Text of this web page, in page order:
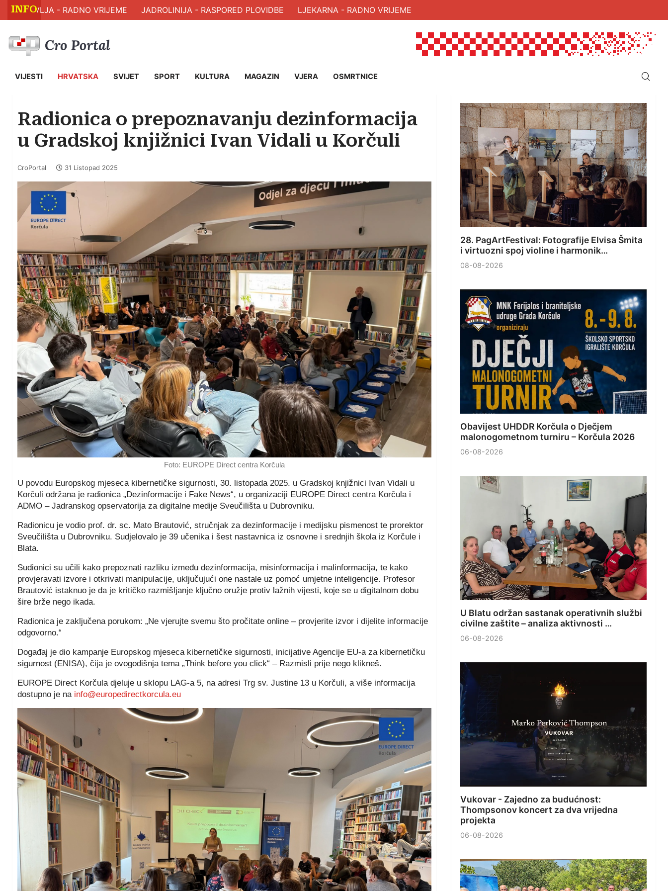
INFO - RADNO VRIJEME JADROLINIJA - RASPORED PLOVIDBE LJEKARNA - RADNO VRIJEME
VIJESTI HRVATSKA SVIJET SPORT KULTURA MAGAZIN VJERA OSMRTNICE
Radionica o prepoznavanju dezinformacija
u Gradskoj knjižnici Ivan Vidali u Korčuli
CroPortal 31 Listopad 2025
Foto: EUROPE Direct centra Korčula
U povodu Europskog mjeseca kibernetičke sigurnosti, 30. listopada 2025. u Gradskoj knjižnici Ivan Vidali u
Korčuli održana je radionica „Dezinformacije i Fake News“, u organizaciji EUROPE Direct centra Korčula i
ADMO – Jadranskog opservatorija za digitalne medije Sveučilišta u Dubrovniku.
Radionicu je vodio prof. dr. sc. Mato Brautović, stručnjak za dezinformacije i medijsku pismenost te prorektor
Sveučilišta u Dubrovniku. Sudjelovalo je 39 učenika i šest nastavnica iz osnovne i srednjih škola iz Korčule i
Blata.
Sudionici su učili kako prepoznati razliku između dezinformacija, misinformacija i malinformacija, te kako
provjeravati izvore i otkrivati manipulacije, uključujući one nastale uz pomoć umjetne inteligencije. Profesor
Brautović istaknuo je da je kritičko razmišljanje ključno oružje protiv lažnih vijesti, koje se u digitalnom dobu
šire brže nego ikada.
Radionica je zaključena porukom: „Ne vjerujte svemu što pročitate online – provjerite izvor i dijelite informacije
odgovorno.“
Događaj je dio kampanje Europskog mjeseca kibernetičke sigurnosti, inicijative Agencije EU-a za kibernetičku
sigurnost (ENISA), čija je ovogodišnja tema „Think before you click“ – Razmisli prije nego klikneš.
EUROPE Direct Korčula djeluje u sklopu LAG-a 5, na adresi Trg sv. Justine 13 u Korčuli, a više informacija
dostupno je na info@europedirectkorcula.eu
28. PagArtFestival: Fotografije Elvisa Šmita
i virtuozni spoj violine i harmonik…
08-08-2026
Obavijest UHDDR Korčula o Dječjem
malonogometnom turniru – Korčula 2026
06-08-2026
U Blatu održan sastanak operativnih službi
civilne zaštite – analiza aktivnosti …
06-08-2026
Vukovar - Zajedno za budućnost:
Thompsonov koncert za dva vrijedna
projekta
06-08-2026